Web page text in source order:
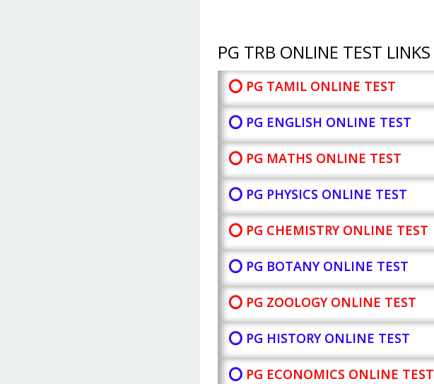
PG TRB ONLINE TEST LINKS
⭕ PG TAMIL ONLINE TEST
⭕ PG ENGLISH ONLINE TEST
⭕ PG MATHS ONLINE TEST
⭕ PG PHYSICS ONLINE TEST
⭕ PG CHEMISTRY ONLINE TEST
⭕ PG BOTANYONLINE TEST
⭕ PG ZOOLOGY ONLINE TEST
⭕ PG HISTORY ONLINE TEST
⭕ PG ECONOMICS ONLINE TEST